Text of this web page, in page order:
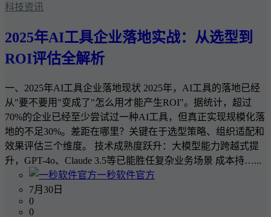
科技资讯
2025年AI工具企业落地实战：从选型到
ROI评估全解析
一、2025年AI工具企业落地现状 2025年，AI工具的落地已经
从"要不要用"变成了"怎么用才能产生ROI"。据统计，超过
70%的企业已经至少尝试过一种AI工具，但真正实现规模化落
地的不足30%。差距在哪里？关键在于选型策略、组织适配和
效果评估三个维度。 技术成熟度跃升：大模型能力跨越式提
升，GPT-4o、Claude 3.5等已能胜任复杂业务场景 成本持…...
一秒软件官方
7月30日
0
0